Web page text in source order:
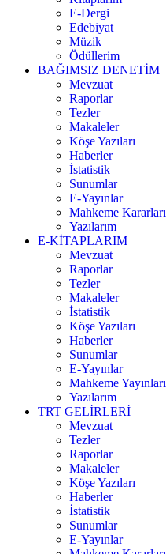
E-Dergi
Edebiyat
Müzik
Ödüllerim
BAĞIMSIZ DENETİM
Mevzuat
Raporlar
Tezler
Makaleler
Köşe Yazıları
Haberler
İstatistik
Sunumlar
E-Yayınlar
Mahkeme Kararları
Yazılarım
E-KİTAPLARIM
Mevzuat
Raporlar
Tezler
Makaleler
İstatistik
Köşe Yazıları
Haberler
Sunumlar
E-Yayınlar
Mahkeme Yayınları
Yazılarım
TRT GELİRLERİ
Mevzuat
Tezler
Raporlar
Makaleler
Köşe Yazıları
Haberler
İstatistik
Sunumlar
E-Yayınlar